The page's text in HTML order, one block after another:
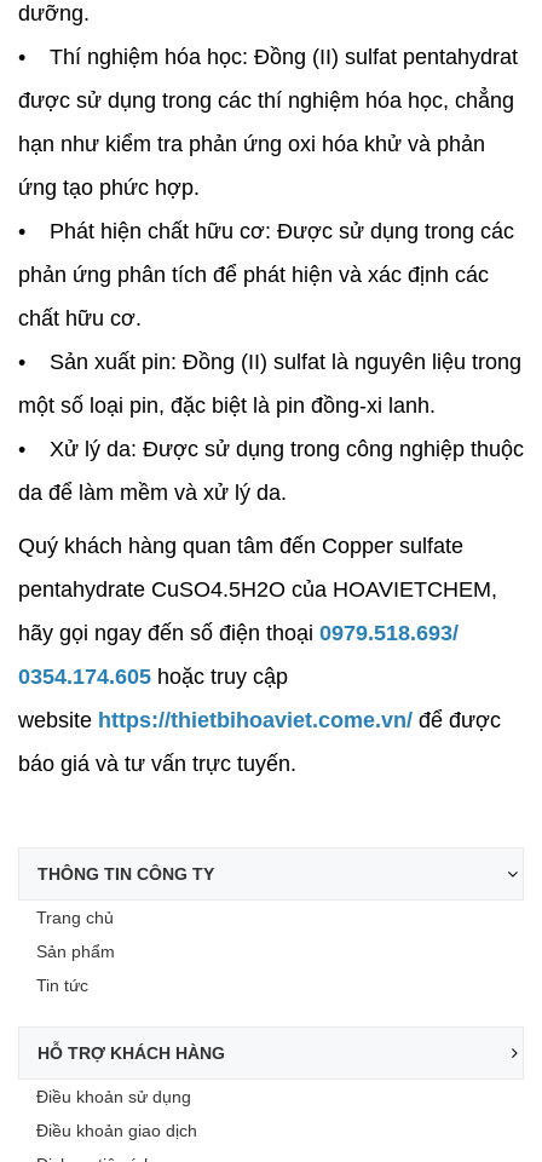
dưỡng.
• Thí nghiệm hóa học: Đồng (II) sulfat pentahydrat
được sử dụng trong các thí nghiệm hóa học, chẳng
hạn như kiểm tra phản ứng oxi hóa khử và phản
ứng tạo phức hợp.
• Phát hiện chất hữu cơ: Được sử dụng trong các
phản ứng phân tích để phát hiện và xác định các
chất hữu cơ.
• Sản xuất pin: Đồng (II) sulfat là nguyên liệu trong
một số loại pin, đặc biệt là pin đồng-xi lanh.
• Xử lý da: Được sử dụng trong công nghiệp thuộc
da để làm mềm và xử lý da.
Quý khách hàng quan tâm đến Copper sulfate
pentahydrate CuSO4.5H2O của HOAVIETCHEM,
hãy gọi ngay đến số điện thoại 0979.518.693/
0354.174.605 hoặc truy cập
website https://thietbihoaviet.come.vn/ để được
báo giá và tư vấn trực tuyến.
THÔNG TIN CÔNG TY
Trang chủ
Sản phẩm
Tin tức
HỖ TRỢ KHÁCH HÀNG
Điều khoản sử dụng
Điều khoản giao dịch